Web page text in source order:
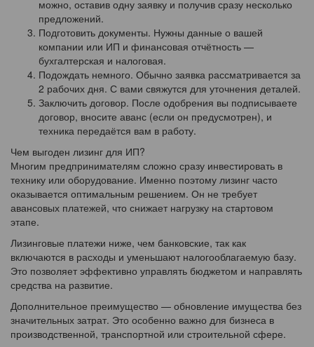
можно, оставив одну заявку и получив сразу несколько
предложений.
Подготовить документы. Нужны данные о вашей
компании или ИП и финансовая отчётность —
бухгалтерская и налоговая.
Подождать немного. Обычно заявка рассматривается за
2 рабочих дня. С вами свяжутся для уточнения деталей.
Заключить договор. После одобрения вы подписываете
договор, вносите аванс (если он предусмотрен), и
техника передаётся вам в работу.
Чем выгоден лизинг для ИП?
Многим предпринимателям сложно сразу инвестировать в
технику или оборудование. Именно поэтому лизинг часто
оказывается оптимальным решением. Он не требует
авансовых платежей, что снижает нагрузку на стартовом
этапе.
Лизинговые платежи ниже, чем банковские, так как
включаются в расходы и уменьшают налогооблагаемую базу.
Это позволяет эффективно управлять бюджетом и направлять
средства на развитие.
Дополнительное преимущество — обновление имущества без
значительных затрат. Это особенно важно для бизнеса в
производственной, транспортной или строительной сфере.